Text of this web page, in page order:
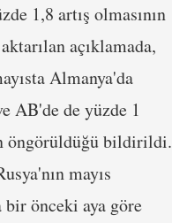
1,8 artış olmasının
açıklamada,
Almanya'da
AB'de de yüzde 1
öngörüldüğü bildirildi.
mayıs
bir önceki aya göre